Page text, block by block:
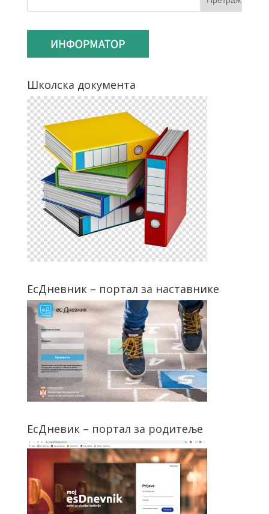
Школска документа
ЕсДневник – портал за наставнике
ЕсДневик – портал за родитеље